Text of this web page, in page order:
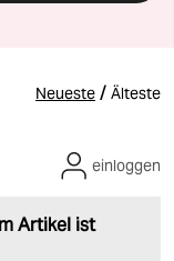
Neueste / Älteste
Artikel ist
einloggen